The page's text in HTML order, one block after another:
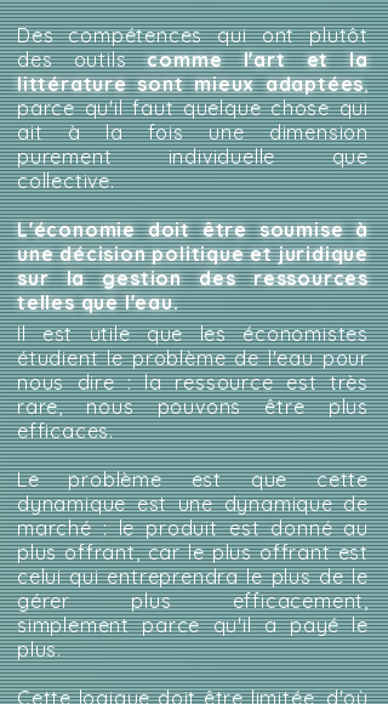
Des compétences qui ont plutôt
des outilscomme l'art et la
littérature sont mieux adaptées,
parce qu'il faut quelque chose qui
ait à la fois une dimension
purement individuelle que
collective.
L'économie doit être soumise à
une décision politique et juridique
sur la gestion des ressources
telles que l'eau.
Il est utile que les économistes
étudient le problème de l'eau pour
nous dire : la ressource est très
rare, nous pouvons être plus
efficaces.
Le problème est que cette
dynamique est une dynamique de
marché : le produit est donné au
plus offrant, car le plus offrant est
celui qui entreprendra le plus de le
gérer plus efficacement,
simplement parce qu'il a payé le
plus.
Cette logique doit être limitée, d'où